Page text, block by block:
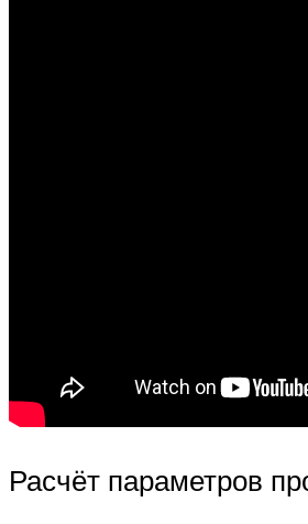
Расчёт параметров